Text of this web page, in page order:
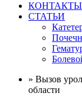
КОНТАКТЫ
СТАТЬИ
» Вызов
области